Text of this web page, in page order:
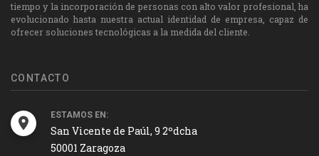
tiempo y la incorporación de personas con alto valor profesional, ha
evolucionado hasta nuestra actual identidad de empresa, capaz de
ofrecer soluciones tecnológicas a la medida del cliente.
CONTACTO
ESTAMOS EN:
San Vicente de Paúl, 9 2ºdcha
50001 Zaragoza